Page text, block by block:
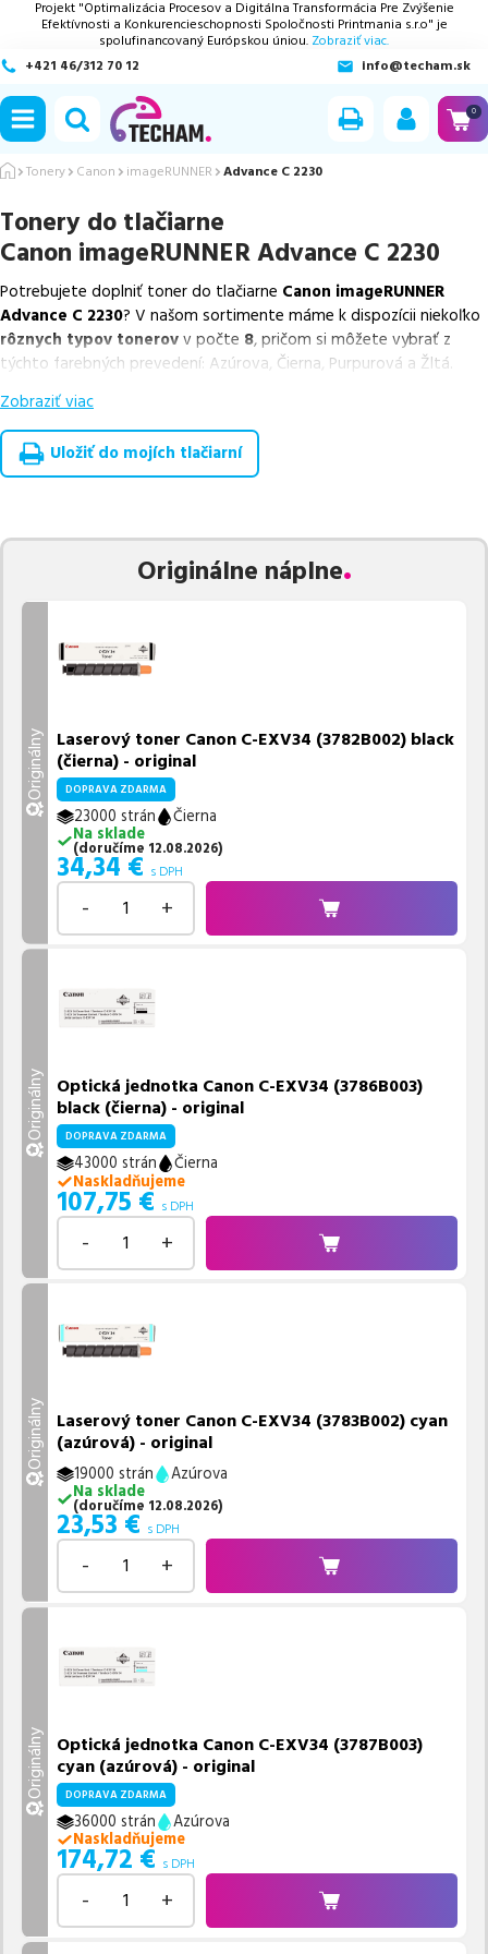
Projekt "Optimalizácia Procesov a Digitálna Transformácia Pre Zvýšenie
Efektívnosti a Konkurencieschopnosti Spoločnosti Printmania s.r.o" je
spolufinancovaný Európskou úniou. Zobraziť viac.
+421 46/312 70 12
info@techam.sk
0
Tonery Canon imageRUNNER Advance C 2230
Tonery do tlačiarne
Canon imageRUNNER Advance C 2230
Potrebujete doplniť toner do tlačiarne Canon imageRUNNER
Advance C 2230? V našom sortimente máme k dispozícii niekoľko
rôznych typov tonerovv počte 8, pričom si môžete vybrať z
týchto farebných prevedení: Azúrova, Čierna, Purpurová a Žltá.
Z uvedeného množstva dostupných náplní
náplnev počte8ks.
Celá táto certifikovaná ponuka, spĺňajúca normy ISO 9001 a 14001,
Vieme, že pri nákupe zohráva dôležitú úlohu aj dostupnosť. Preto
pravidelne naskladňovať produkty, aby boli ihneď k
dispozícii na odoslanie.
Ak si pri výbere nie ste istí, ktoré riešenie je pre vaše potreby
sme vám pomohli vybrať to najlepšie riešenie.
Zobraziť viac
Uložiť do mojích tlačiarní
Originálne náplne
Originálny Laserový toner Canon C-EXV34 (3782B002) black
(čierna) - original
DOPRAVA ZDARMA
23000 strán
Čierna
Na sklade
(doručíme 12.08.2026)
34,34 € s DPH
- +
Originálny Optická jednotka Canon C-EXV34 (3786B003)
black (čierna) - original
DOPRAVA ZDARMA
43000 strán
Čierna
Naskladňujeme
107,75 € s DPH
- +
Originálny Laserový toner Canon C-EXV34 (3783B002) cyan
(azúrová) - original
19000 strán
Azúrova
Na sklade
(doručíme 12.08.2026)
23,53 € s DPH
- +
Originálny Optická jednotka Canon C-EXV34 (3787B003)
cyan (azúrová) - original
DOPRAVA ZDARMA
36000 strán
Azúrova
Naskladňujeme
174,72 € s DPH
- +